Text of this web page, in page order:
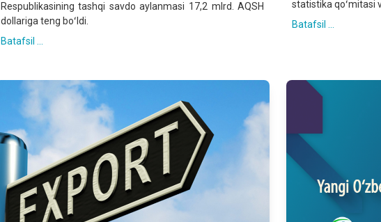
Respublikasining tashqi savdo aylanmasi 17,2 mlrd. AQSH
dollariga teng boʻldi.
Batafsil ...
statistika qoʻmitasi
Batafsil ...